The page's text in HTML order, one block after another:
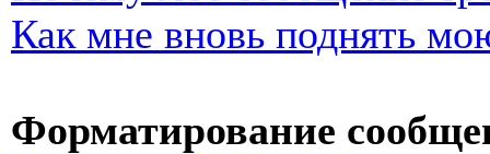
Как мне вновь поднять
Форматирование